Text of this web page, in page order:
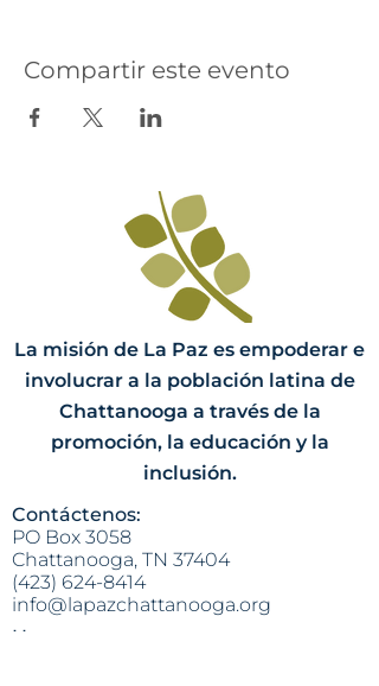
Compartir este evento
La misión de La Paz es empoderar e
involucrar a la población latina de
Chattanooga a través de la
promoción, la educación y la
inclusión.
Contáctenos:
PO Box 3058
Chattanooga, TN 37404
(423) 624-8414
info@lapazchattanooga.org
Horas